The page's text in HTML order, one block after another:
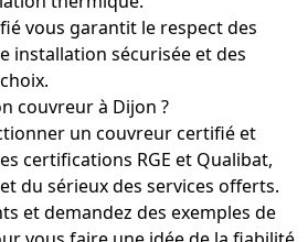
vous garantit le respect des
installation sécurisée et des
couvreur à Dijon ?
un couvreur certifié et
certifications RGE et Qualibat,
du sérieux des services offerts.
et demandez des exemples de